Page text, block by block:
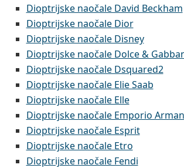
Dioptrijske naočale David Beckham
Dioptrijske naočale Dior
Dioptrijske naočale Disney
Dioptrijske naočale Dolce &
Dioptrijske naočale Dsquared2
Dioptrijske naočale Elie Saab
Dioptrijske naočale Elle
Dioptrijske naočale Emporio
Dioptrijske naočale Esprit
Dioptrijske naočale Etro
Dioptrijske naočale Fendi